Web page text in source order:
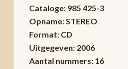
Cataloge: 985 425-3
Opname: STEREO
Format: CD
Uitgegeven: 2006
Aantal nummers: 16